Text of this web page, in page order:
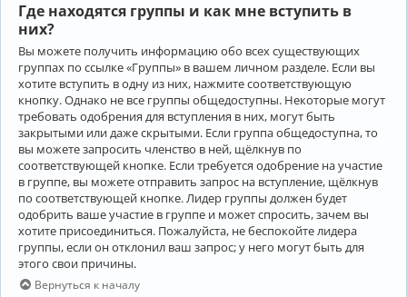
Где находятся группы и как мне вступить в
них?
Вы можете получить информацию обо всех существующих
группах по ссылке «Группы» в вашем личном разделе. Если вы
хотите вступить в одну из них, нажмите соответствующую
кнопку. Однако не все группы общедоступны. Некоторые могут
требовать одобрения для вступления в них, могут быть
закрытыми или даже скрытыми. Если группа общедоступна, то
вы можете запросить членство в ней, щёлкнув по
соответствующей кнопке. Если требуется одобрение на участие
в группе, вы можете отправить запрос на вступление, щёлкнув
по соответствующей кнопке. Лидер группы должен будет
одобрить ваше участие в группе и может спросить, зачем вы
хотите присоединиться. Пожалуйста, не беспокойте лидера
группы, если он отклонил ваш запрос; у него могут быть для
этого свои причины.
Вернуться к началу